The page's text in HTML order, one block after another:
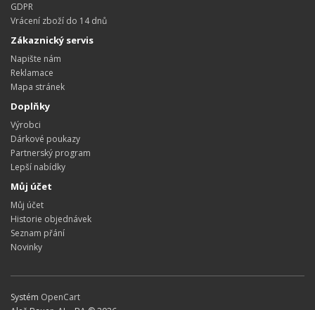
GDPR
Vrácení zboží do 14 dnů
Zákaznický servis
Napište nám
Reklamace
Mapa stránek
Doplňky
Výrobci
Dárkové poukazy
Partnerský program
Lepší nabídky
Můj účet
Můj účet
Historie objednávek
Seznam přání
Novinky
Systém OpenCart